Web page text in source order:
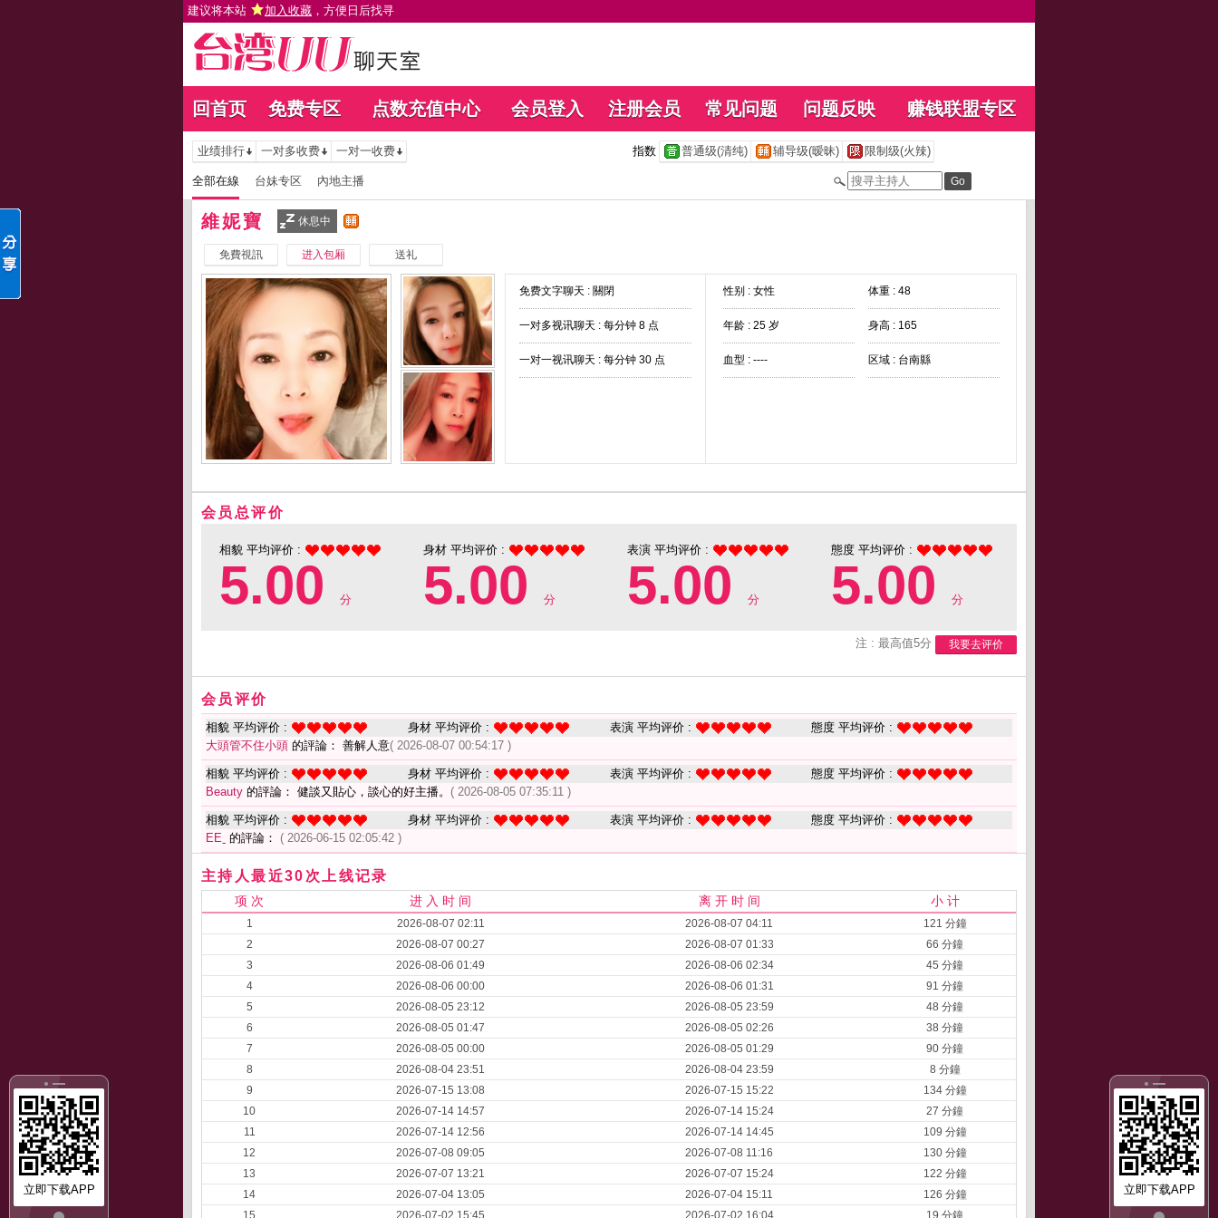
建议将本站 加入收藏 ，方便日后找寻
回首页 免费专区 点数充值中心 会员登入 注册会员 常见问题 问题反映 赚钱联盟专区
立即下载APP
立即下载APP
业绩排行 一对多收费 一对一收费 指数 普通级(清纯) 辅导级(暧昧) 限制级(火辣)
全部在線 台妹专区 內地主播
維妮寶 休息中
免費視訊 进入包厢 送礼
免费文字聊天 : 關閉
一对多视讯聊天 : 每分钟 8 点
一对一视讯聊天 : 每分钟 30 点
性别 : 女性 体重 : 48
年龄 : 25 岁 身高 : 165
血型 : ---- 区域 : 台南縣
会员总评价
相貌 平均评价 :
5.00 分
身材 平均评价 :
5.00 分
表演 平均评价 :
5.00 分
態度 平均评价 :
5.00 分
注 : 最高值5分 我要去评价
会员评价
相貌 平均评价 : 身材 平均评价 : 表演 平均评价 :
態度 平均评价 :
大頭管不住小頭 的評論： 善解人意( 2026-08-07 00:54:17 )
相貌 平均评价 : 身材 平均评价 : 表演 平均评价 :
態度 平均评价 :
Beauty 的評論： 健談又貼心，談心的好主播。 ( 2026-08-05 07:35:11 )
相貌 平均评价 : 身材 平均评价 : 表演 平均评价 :
態度 平均评价 :
EEˍ 的評論： ( 2026-06-15 02:05:42 )
主持人最近30次上线记录
项 次 进 入 时 间 离 开 时 间 小 计
1 2026-08-07 02:11 2026-08-07 04:11
121 分鐘
2
2026-08-07 00:27 2026-08-07 01:33
66 分鐘
3
2026-08-06 01:49 2026-08-06 02:34
45 分鐘
4
2026-08-06 00:00 2026-08-06 01:31
91 分鐘
5
2026-08-05 23:12 2026-08-05 23:59
48 分鐘
6
2026-08-05 01:47 2026-08-05 02:26
38 分鐘
7
2026-08-05 00:00 2026-08-05 01:29
90 分鐘
8
2026-08-04 23:51 2026-08-04 23:59
8 分鐘
9
2026-07-15 13:08 2026-07-15 15:22
134 分鐘
10
2026-07-14 14:57 2026-07-14 15:24
27 分鐘
11
2026-07-14 12:56 2026-07-14 14:45
109 分鐘
12
2026-07-08 09:05 2026-07-08 11:16
130 分鐘
13
2026-07-07 13:21 2026-07-07 15:24
122 分鐘
14
2026-07-04 13:05 2026-07-04 15:11
126 分鐘
15
2026-07-02 15:45 2026-07-02 16:04 19 分鐘